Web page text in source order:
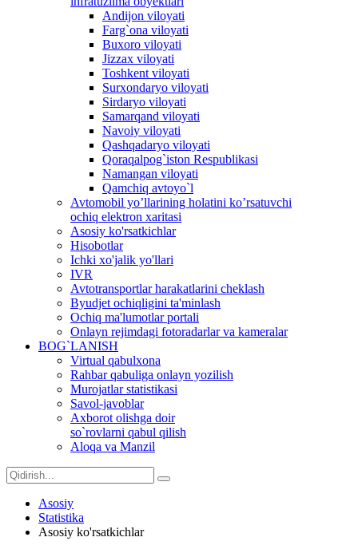
Andijon viloyati
Farg`ona viloyati
Buxoro viloyati
Jizzax viloyati
Toshkent viloyati
Surxondaryo viloyati
Sirdaryo viloyati
Samarqand viloyati
Navoiy viloyati
Qashqadaryo viloyati
Qoraqalpog`iston Respublikasi
Namangan viloyati
Qamchiq avtoyo`l
Avtomobil yo’llarining holatini ko’rsatuvchi
ochiq elektron xaritasi
Asosiy ko'rsatkichlar
Hisobotlar
Ichki xo'jalik yo'llari
IVR
Avtotransportlar harakatlarini cheklash
Byudjet ochiqligini ta'minlash
Ochiq ma'lumotlar portali
Onlayn rejimdagi fotoradarlar va kameralar
BOG`LANISH
Virtual qabulxona
Rahbar qabuliga onlayn yozilish
Murojatlar statistikasi
Savol-javoblar
Axborot olishga doir
so`rovlarni qabul qilish
Aloqa va Manzil
Asosiy
Statistika
Asosiy ko'rsatkichlar